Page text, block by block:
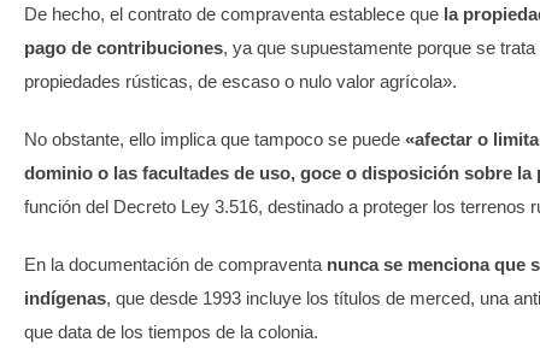
De hecho, el contrato de compraventa establece que la
pago de contribuciones, ya que supuestamente porque se
propiedades rústicas, de escaso o nulo valor agrícola».
No obstante, ello implica que tampoco se puede «afectar o
dominio o las facultades de uso, goce o disposición sobre la
función del Decreto Ley 3.516, destinado a proteger los terrenos
En la documentación de compraventa nunca se menciona que
indígenas, que desde 1993 incluye los títulos de merced, una
que data de los tiempos de la colonia.